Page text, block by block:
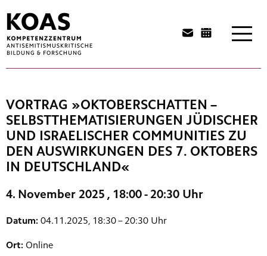
Inhalt
springen
VORTRAG »OKTOBERSCHATTEN –
SELBSTTHEMATISIERUNGEN JÜDISCHER
UND ISRAELISCHER COMMUNITIES ZU
DEN AUSWIRKUNGEN DES 7. OKTOBERS
IN DEUTSCHLAND«
4. November 2025 , 18:00 - 20:30 Uhr
Datum: 04.11.2025, 18:30 – 20:30 Uhr
Ort: Online